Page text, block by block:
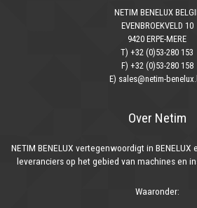
NETIM BENELUX
EVENBROEKVELD 10
9420 ERPE-MERE
T) +32 (0)53-280 153
F) +32 (0)53-280 158
E) sales@netim-
Over Netim
NETIM BENELUX vertegenwoordigt in
leveranciers op het gebied van machines en
Waaronder: